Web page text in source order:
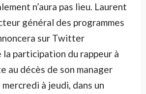
n’aura pas lieu. Laurent
général des programmes
sur Twitter
la participation du rappeur à
au décès de son manager
à jeudi, dans un